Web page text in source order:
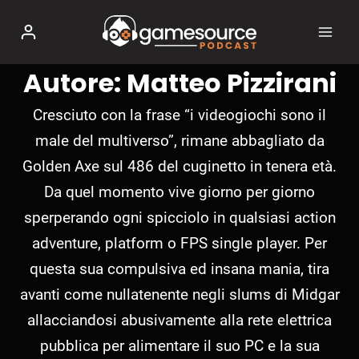
contenuto
Autore: Matteo Pizzirani
Cresciuto con la frase “i videogiochi sono il
male del multiverso”, rimane abbagliato da
Golden Axe sul 486 del cuginetto in tenera età.
Da quel momento vive giorno per giorno
sperperando ogni spicciolo in qualsiasi action
adventure, platform o FPS single player. Per
questa sua compulsiva ed insana mania, tira
avanti come nullatenente negli slums di Midgar
allacciandosi abusivamente alla rete elettrica
pubblica per alimentare il suo PC e la sua